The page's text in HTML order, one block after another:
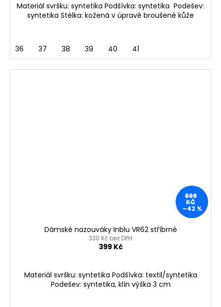
Materiál svršku: syntetika Podšívka: syntetika Podešev:
syntetika Stélka: kožená v úpravě broušené kůže
36 37 38 39 40 41
699
KČ
–42 %
Dámské nazouváky Inblu VR62 stříbrné
330 Kč bez DPH
399 Kč
Materiál svršku: syntetika Podšívka: textil/syntetika
Podešev: syntetika, klín výška 3 cm